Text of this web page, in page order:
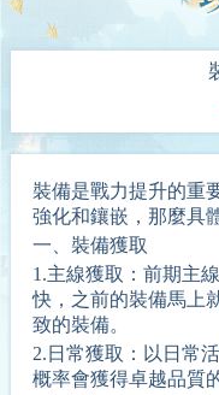
裝備是戰力提升的重
強化和鑲嵌，那麼具
一、裝備獲取
1.主線獲取 ： 前期主
快，之前的裝備馬上
致的裝備。
2. 日常獲取 ： 以日常
概率會獲得卓越品質